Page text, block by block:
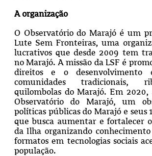
A organização
O Observatório do Marajó é um
Lute Sem Fronteiras, uma
lucrativos que desde 2009 tem
no Marajó. A missão da LSF é
direitos e o desenvolvimento
comunidades tradicionais,
quilombolas do Marajó. Em 2020,
Observatório do Marajó, um
políticas públicas do Marajó e seus
que busca aumentar e fortalecer
da Ilha organizando
formatos em tecnologias sociais
população.